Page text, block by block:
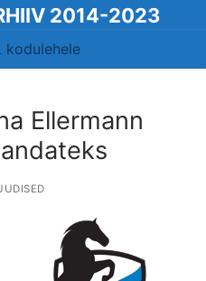
2014-2023
kodulehele
Ellermann